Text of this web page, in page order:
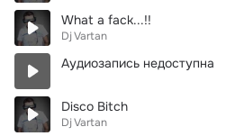
What a fack...!!
Dj Vartan
Аудиозапись недоступна
Disco Bitch
Dj Vartan